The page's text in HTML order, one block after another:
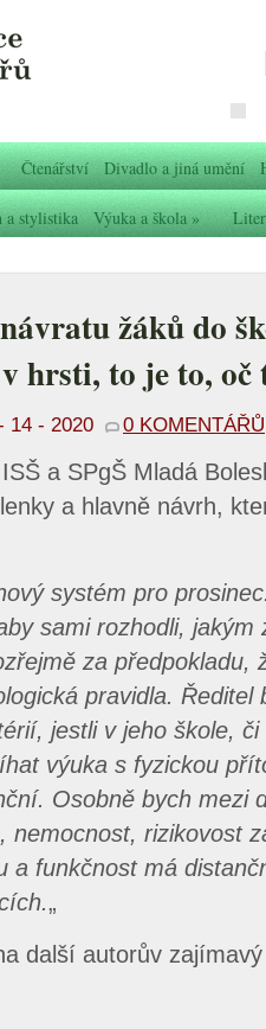
Čtenářství Divadlo a jiná umění
a stylistika Výuka a škola»
žáků do
hrsti, to je to, oč
14 - 2020 0 KOMENTÁŘŮ
a SPgŠ Mladá
a hlavně návrh,
systém pro
sami rozhodli, jakým
za předpokladu,
pravidla. Ředitel
jestli v jeho škole,
výuka s fyzickou
Osobně bych mezi
nemocnost, rizikovost
a funkčnost má
„
další autorův